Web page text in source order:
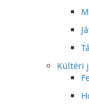
Kültéri